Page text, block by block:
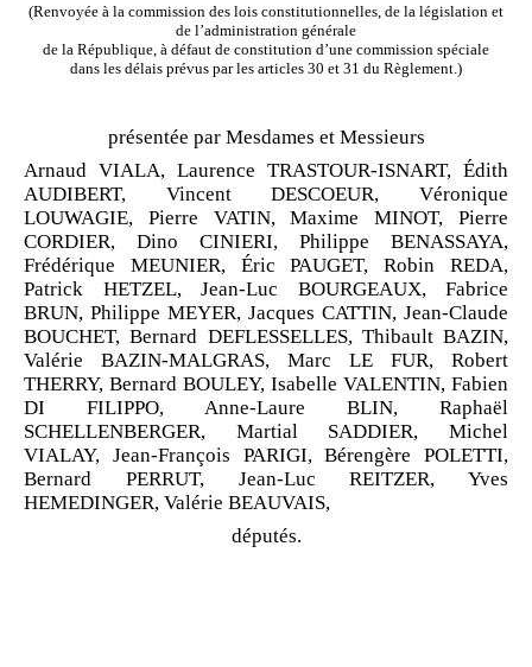
(Renvoyée à la commission des lois constitutionnelles, de la législation et
de l’administration générale
de la République, à défaut de constitution d’une commission spéciale
dans les délais prévus par les articles 30 et 31 du Règlement.)
présentée par Mesdames et Messieurs
Arnaud VIALA, Laurence TRASTOUR‑ISNART, Édith
AUDIBERT, Vincent DESCOEUR, Véronique
LOUWAGIE, Pierre VATIN, Maxime MINOT, Pierre
CORDIER, Dino CINIERI, Philippe BENASSAYA,
Frédérique MEUNIER, Éric PAUGET, Robin REDA,
Patrick HETZEL, Jean‑Luc BOURGEAUX, Fabrice
BRUN, Philippe MEYER, Jacques CATTIN, Jean‑Claude
BOUCHET, Bernard DEFLESSELLES, Thibault BAZIN,
Valérie BAZIN‑MALGRAS, Marc LE
FUR, Robert
THERRY, Bernard BOULEY, Isabelle VALENTIN, Fabien
DI
FILIPPO, Anne‑Laure BLIN, Raphaël
SCHELLENBERGER, Martial SADDIER, Michel
VIALAY, Jean‑François PARIGI, Bérengère POLETTI,
Bernard PERRUT, Jean‑Luc REITZER, Yves
HEMEDINGER, Valérie BEAUVAIS,
députés.